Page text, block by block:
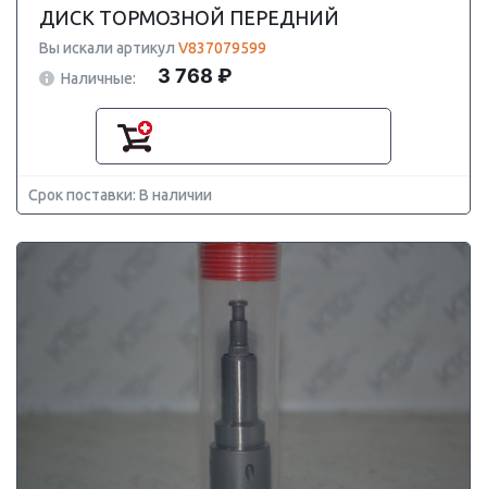
ДИСК ТОРМОЗНОЙ ПЕРЕДНИЙ
Вы искали артикул V837079599
Наличные:
3 768 ₽
Срок поставки: В наличии